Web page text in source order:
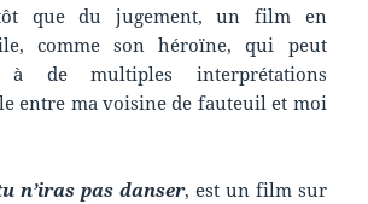
que du jugement, un film en
comme son héroïne, qui peut
de multiples interprétations
entre ma voisine de fauteuil et moi
n’iras pas danser, est un film sur